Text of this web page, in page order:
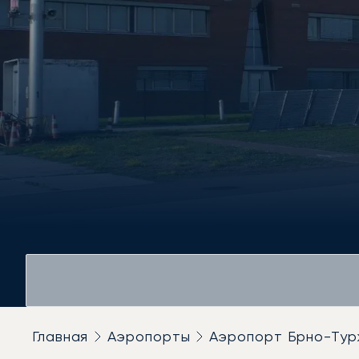
Главная Аэропорты Аэропорт Брно-